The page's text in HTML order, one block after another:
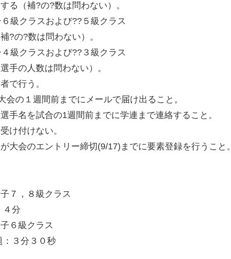
（補?の?数は問わない）。
級クラスおよび??５級クラス
?の?数は問わない）。
級クラスおよび??３級クラス
手の人数は問わない）。
で行う。
の１週間前までにメールで届け出ること。
手名を試合の1週間前までに学連まで連絡すること。
け付けない。
大会のエントリー締切(9/17)までに要素登録を行うこと。
７，８級クラス
分
６級クラス
３分３０秒